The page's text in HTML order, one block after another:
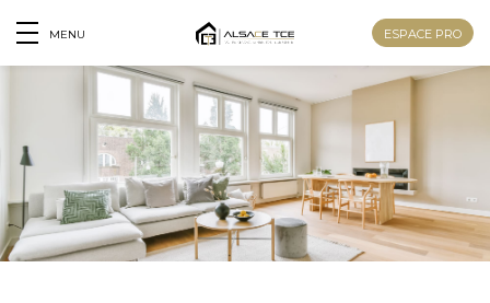
MENU ESPACE PRO